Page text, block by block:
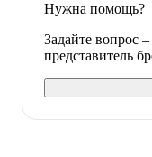
Нужна помощь?
Задайте вопрос
представитель